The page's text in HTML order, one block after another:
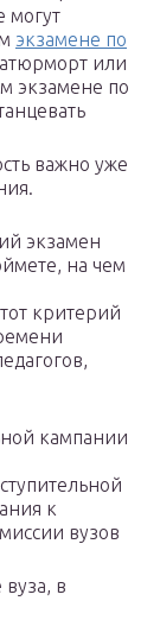
могут
экзамене по
или
экзамене по
важно уже
экзамен
на чем
критерий
кампании
к
вузов
в